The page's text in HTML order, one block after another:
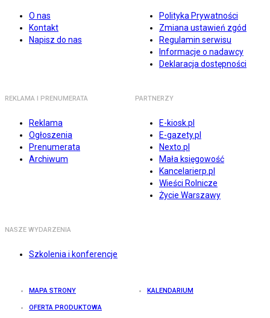
O nas
Kontakt
Napisz do nas
Polityka Prywatności
Zmiana ustawień zgód
Regulamin serwisu
Informacje o nadawcy
Deklaracja dostępności
REKLAMA I PRENUMERATA
Reklama
Ogłoszenia
Prenumerata
Archiwum
PARTNERZY
E-kiosk.pl
E-gazety.pl
Nexto.pl
Mała księgowość
Kancelarierp.pl
Wieści Rolnicze
Życie Warszawy
NASZE WYDARZENIA
Szkolenia i konferencje
MAPA STRONY KALENDARIUM
OFERTA PRODUKTOWA